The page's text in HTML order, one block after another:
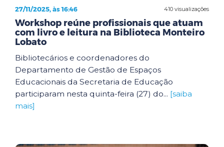
410 visualizações
27/11/2025, às 16:46
Workshop reúne profissionais que atuam
com livro e leitura na Biblioteca Monteiro
Lobato
Bibliotecários e coordenadores do
Departamento de Gestão de Espaços
Educacionais da Secretaria de Educação
participaram nesta quinta-feira (27) do... [saiba
mais]